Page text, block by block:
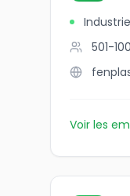
Industrie
501-
Voir les